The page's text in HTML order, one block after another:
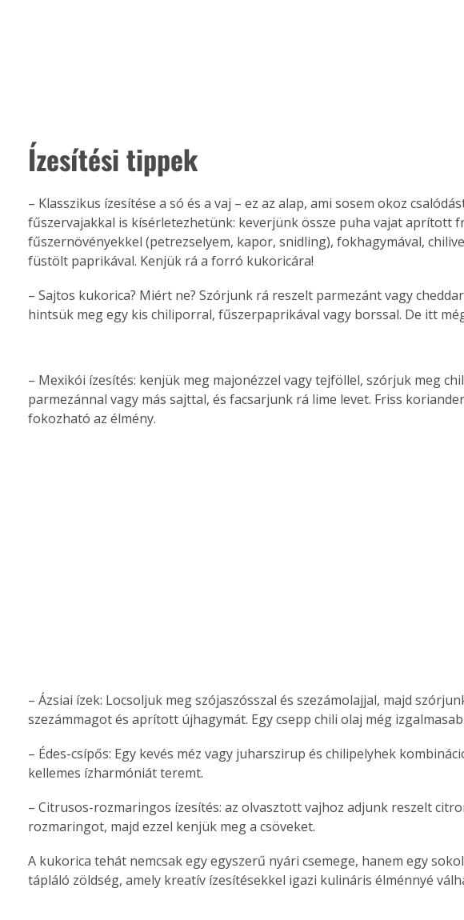
Virágoskert: kertben, Gyógyító növények: a
Ízesítési tippek
– Klasszikus ízesítése a só és a vaj – ez az alap, ami sosem okoz
fűszervajakkal is kísérletezhetünk: keverjünk össze puha vajat aprított
fűszernövényekkel (petrezselyem, kapor, snidling), fokhagymával,
füstölt paprikával. Kenjük rá a forró kukoricára!
– Sajtos kukorica? Miért ne? Szórjunk rá reszelt parmezánt vagy
hintsük meg egy kis chiliporral, fűszerpaprikával vagy borssal. De itt
– Mexikói ízesítés: kenjük meg majonézzel vagy tejföllel, szórjuk meg
parmezánnal vagy más sajttal, és facsarjunk rá lime levet. Friss
fokozható az élmény.
– Ázsiai ízek: Locsoljuk meg szójaszósszal és szezámolajjal, majd
szezámmagot és aprított újhagymát. Egy csepp chili olaj még
– Édes-csípős: Egy kevés méz vagy juharszirup és chilipelyhek
kellemes ízharmóniát teremt.
– Citrusos-rozmaringos ízesítés: az olvasztott vajhoz adjunk reszelt
rozmaringot, majd ezzel kenjük meg a csöveket.
A kukorica tehát nemcsak egy egyszerű nyári csemege, hanem egy
tápláló zöldség, amely kreatív ízesítésekkel igazi kulináris élménnyé